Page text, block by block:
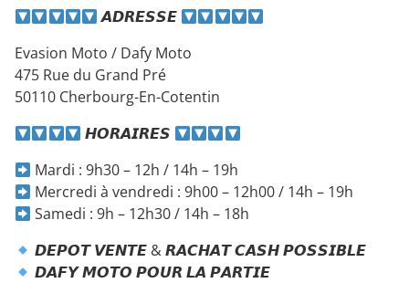
𝘼𝘿𝙍𝙀𝙎𝙎𝙀
Evasion Moto / Dafy Moto
475 Rue du Grand Pré
50110 Cherbourg-En-Cotentin
𝙃𝙊𝙍𝘼𝙄𝙍𝙀𝙎
Mardi : 9h30 – 12h / 14h – 19h
Mercredi à vendredi : 9h00 – 12h00 / 14h – 19h
Samedi : 9h – 12h30 / 14h – 18h
𝘿𝙀𝙋𝙊𝙏 𝙑𝙀𝙉𝙏𝙀 & 𝙍𝘼𝘾𝙃𝘼𝙏 𝘾𝘼𝙎𝙃 𝙋𝙊𝙎𝙎𝙄𝘽𝙇𝙀
𝘿𝘼𝙁𝙔 𝙈𝙊𝙏𝙊 𝙋𝙊𝙐𝙍 𝙇𝘼 𝙋𝘼𝙍𝙏𝙄𝙀